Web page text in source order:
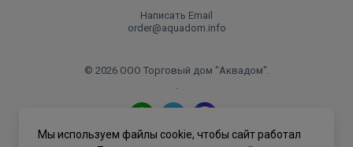
Написать Email
order@aquadom.info
© 2026 ООО Торговый дом "Аквадом".
.
Политика конфиденциальности
Мы используем файлы cookie, чтобы сайт работал